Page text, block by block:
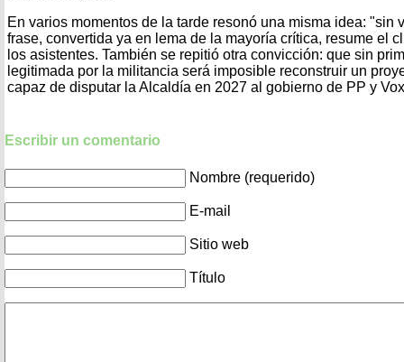
En varios momentos de la tarde resonó una misma idea: "sin
frase, convertida ya en lema de la mayoría crítica, resume el
los asistentes. También se repitió otra convicción: que sin
legitimada por la militancia será imposible reconstruir un
capaz de disputar la Alcaldía en 2027 al gobierno de PP y
Escribir un comentario
Nombre (requerido)
E-mail
Sitio web
Título